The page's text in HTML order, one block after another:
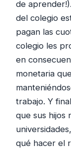
de
del colegio
pagan las
colegio les
en
monetaria
trabajo. Y
que sus hijos
qué hacer el